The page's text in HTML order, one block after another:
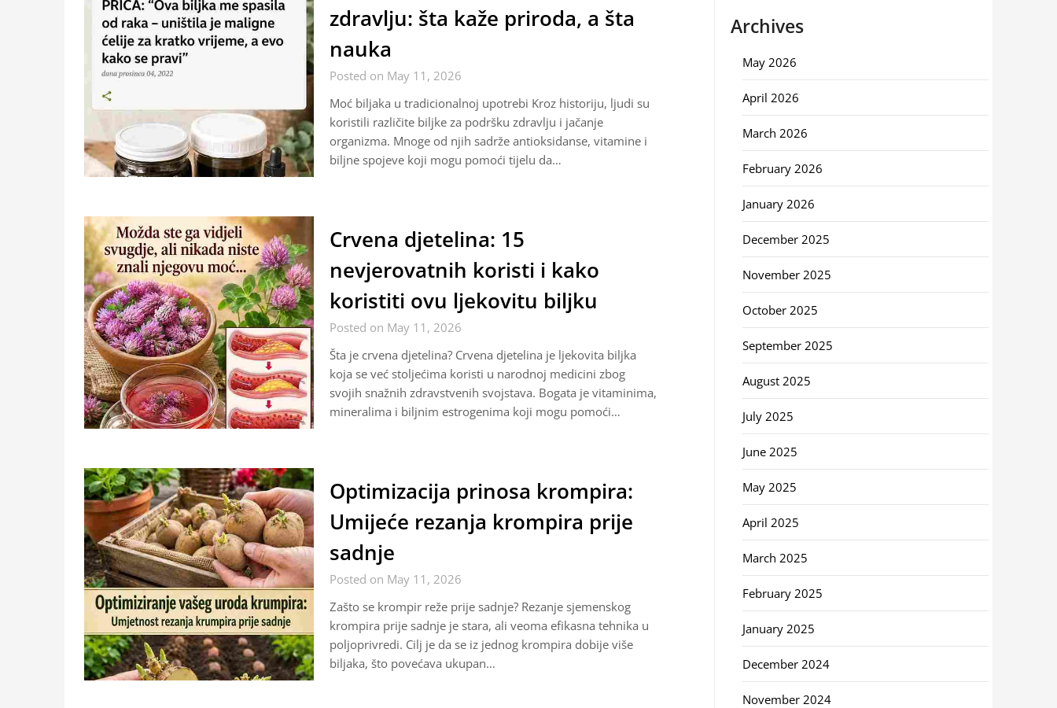
zdravlju: šta kaže priroda, a šta
nauka
Posted on May 11, 2026
Moć biljaka u tradicionalnoj upotrebi Kroz historiju, ljudi su
koristili različite biljke za podršku zdravlju i jačanje
organizma. Mnoge od njih sadrže antioksidanse, vitamine i
biljne spojeve koji mogu pomoći tijelu da…
Crvena djetelina: 15
nevjerovatnih koristi i kako
koristiti ovu ljekovitu biljku
Posted on May 11, 2026
Šta je crvena djetelina? Crvena djetelina je ljekovita biljka
koja se već stoljećima koristi u narodnoj medicini zbog
svojih snažnih zdravstvenih svojstava. Bogata je vitaminima,
mineralima i biljnim estrogenima koji mogu pomoći…
Optimizacija prinosa krompira:
Umijeće rezanja krompira prije
sadnje
Posted on May 11, 2026
Zašto se krompir reže prije sadnje? Rezanje sjemenskog
krompira prije sadnje je stara, ali veoma efikasna tehnika u
poljoprivredi. Cilj je da se iz jednog krompira dobije više
biljaka, što povećava ukupan…
Archives
May 2026
April 2026
March 2026
February 2026
January 2026
December 2025
November 2025
October 2025
September 2025
August 2025
July 2025
June 2025
May 2025
April 2025
March 2025
February 2025
January 2025
December 2024
November 2024